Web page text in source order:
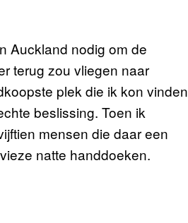
Auckland nodig om de
terug zou vliegen naar
plek die ik kon vinden
beslissing. Toen ik
mensen die daar een
natte handdoeken.